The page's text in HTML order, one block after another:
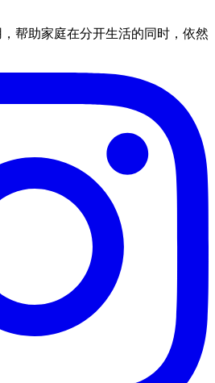
帮助家庭在分开生活的同时，依然